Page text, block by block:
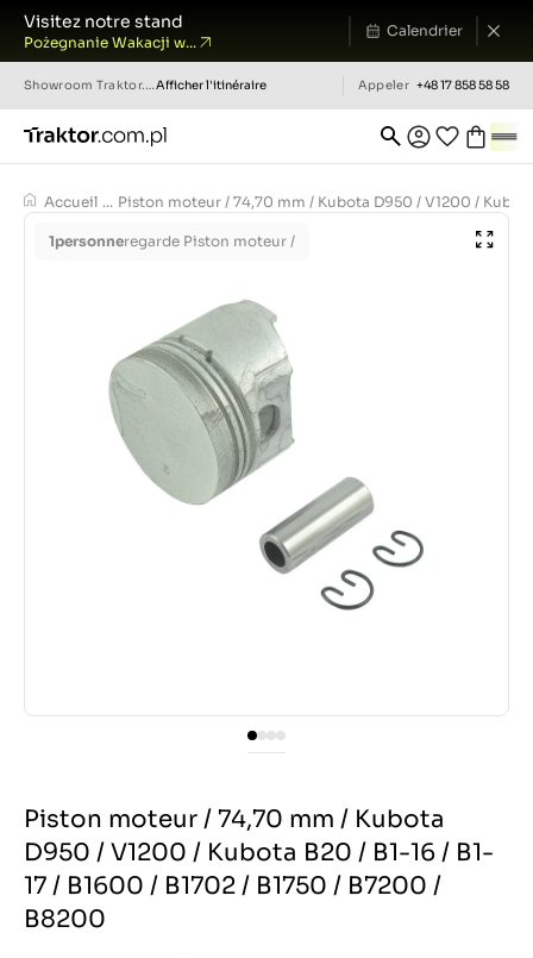
Visitez notre stand
Pożegnanie Wakacji w...
Calendrier
Showroom Traktor.com.pl Afficher l'itinéraire Appeler +48 17 858 58 58
Accueil ... Piston moteur / 74,70 mm / Kubota D950 / V1200 /
1personneregarde Piston moteur /
Piston moteur / 74,70 mm / Kubota
D950 / V1200 / Kubota B20 / B1-16 / B1-
17 / B1600 / B1702 / B1750 / B7200 /
B8200